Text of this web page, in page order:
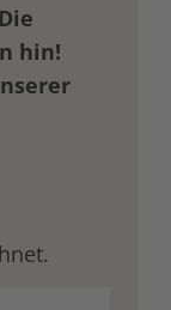
Die
hin!